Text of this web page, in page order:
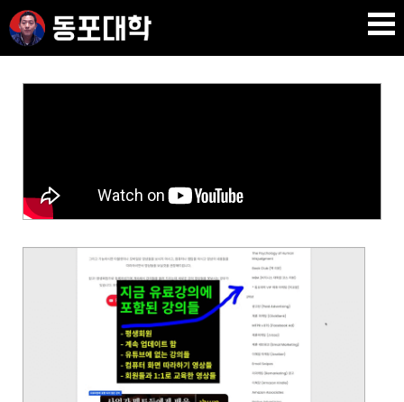
DPU SEO
재미 동포 사업가의 실전 온라인 사업 강의 🇰🇷 🇺🇸